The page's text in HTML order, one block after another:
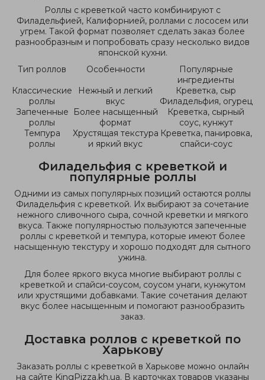
Роллы с креветкой часто комбинируют с
Филадельфией, Калифорнией, роллами с лососем или
угрем. Такой формат позволяет сделать заказ более
разнообразным и попробовать сразу несколько видов
японской кухни.
Тип роллов
Особенности
Популярные
ингредиенты
Классические
роллы
Нежный и легкий
вкус
Креветка, сыр
Филадельфия, огурец
Запеченные
роллы
Более насыщенный
формат
Креветка, сырный
соус, кунжут
Темпура
роллы
Хрустящая текстура
и яркий вкус
Креветка, панировка,
спайси-соус
Филадельфия с креветкой и
популярные роллы
Одними из самых популярных позиций остаются роллы
Филадельфия с креветкой. Их выбирают за сочетание
нежного сливочного сыра, сочной креветки и мягкого
вкуса. Также популярностью пользуются запеченные
роллы с креветкой и темпура, которые имеют более
насыщенную текстуру и хорошо подходят для сытного
ужина.
Для более яркого вкуса многие выбирают роллы с
креветкой и спайси-соусом, соусом унаги, кунжутом
или хрустящими добавками. Такие сочетания делают
вкус более насыщенным и помогают разнообразить
заказ.
Доставка роллов с креветкой по
Харькову
Заказать роллы с креветкой в Харькове можно онлайн
на сайте KingPizza.kh.ua. В карточках товаров указаны